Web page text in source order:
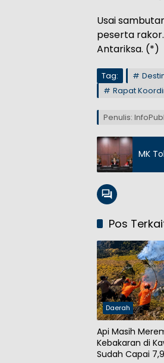
Usai
peserta
Antariksa. (*)
Tag:
Rapat
Penulis:
MK
Pos
Daerah
Api Masih
Kebakaran di
Sudah Capai